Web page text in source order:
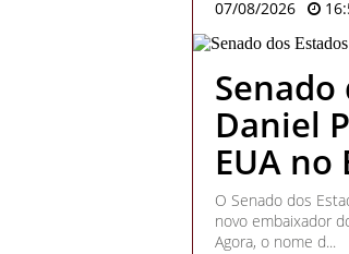
07/08/2026
Senado
Daniel
EUA no
O Senado dos
novo embaixador
Agora, o nome d...